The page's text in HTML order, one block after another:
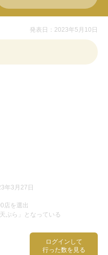
ログインして
行った数を見る
発表日：2023年5月10日
年3月27日
店を選出
ぷら」となっている